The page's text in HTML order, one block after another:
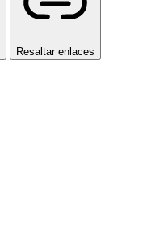
Resaltar enlaces